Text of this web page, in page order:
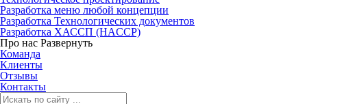
Разработка меню любой концепции
Разработка Технологических документов
Разработка ХАССП (HACCP)
Про нас Развернуть
Команда
Клиенты
Отзывы
Контакты